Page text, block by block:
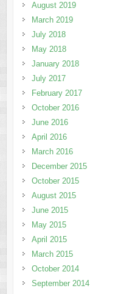
August 2019
March 2019
July 2018
May 2018
January 2018
July 2017
February 2017
October 2016
June 2016
April 2016
March 2016
December 2015
October 2015
August 2015
June 2015
May 2015
April 2015
March 2015
October 2014
September 2014